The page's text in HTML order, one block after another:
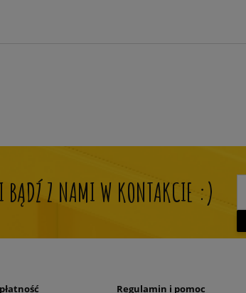
BĄDŹ Z NAMI W KONTAKCIE :)
Regulamin i pomoc